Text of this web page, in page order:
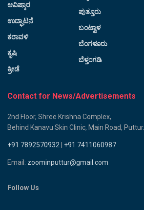
ಆವಿಷ್ಕಾರ
ಉದ್ಘಾಟನೆ
ಕರಾವಳಿ
ಕೃಷಿ
ಕ್ರೀಡೆ
ಪುತ್ತೂರು
ಬಂಟ್ವಾಳ
ಬೆಂಗಳೂರು
ಬೆಳ್ತಂಗಡಿ
Contact for News/Advertisements
2nd Floor, Shree Krishna Complex,
Behind Kanavu Skin Clinic, Main Road, Puttur.
+91 7892570932 +91 7411060987
Email: zoominputtur@gmail.com
Follow Us